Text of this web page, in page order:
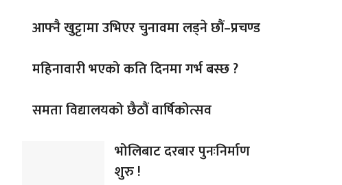
आफ्नै खुट्टामा उभिएर चुनावमा लड्ने छौं–प्रचण्ड
महिनावारी भएको कति दिनमा गर्भ बस्छ ?
समता विद्यालयको छैठौं वार्षिकोत्सव
भोलिबाट दरबार पुनःनिर्माण
शुरु !